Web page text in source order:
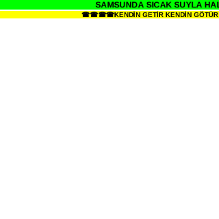
SAMSUNDA SICAK SUYLA
☎☎☎☎KENDİN GETİR KENDİN GÖTÜR